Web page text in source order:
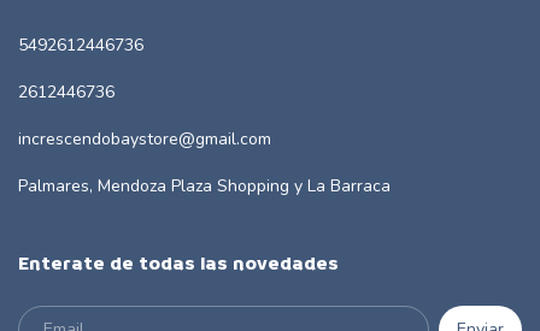
5492612446736
2612446736
increscendobaystore@gmail.com
Palmares, Mendoza Plaza Shopping y La Barraca
Enterate de todas las novedades